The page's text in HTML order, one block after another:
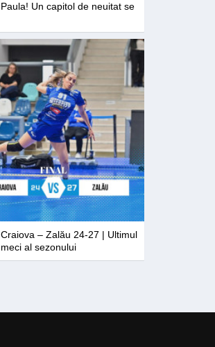
Paula! Un capitol de neuitat se
Craiova – Zalău 24-27 | Ultimul
meci al sezonului